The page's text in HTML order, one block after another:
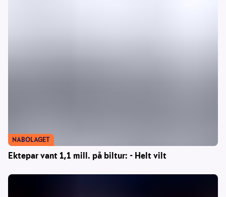
Ektepar vant 1,1 mill. på biltur: - Helt vilt
NABOLAGET